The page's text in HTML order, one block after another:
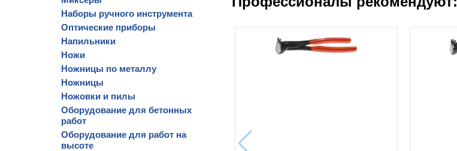
Наборы ручного инструмента
Оптические приборы
Напильники
Ножи
Ножницы по металлу
Ножницы
Ножовки и пилы
Оборудование для бетонных
работ
Оборудование для работ на
высоте